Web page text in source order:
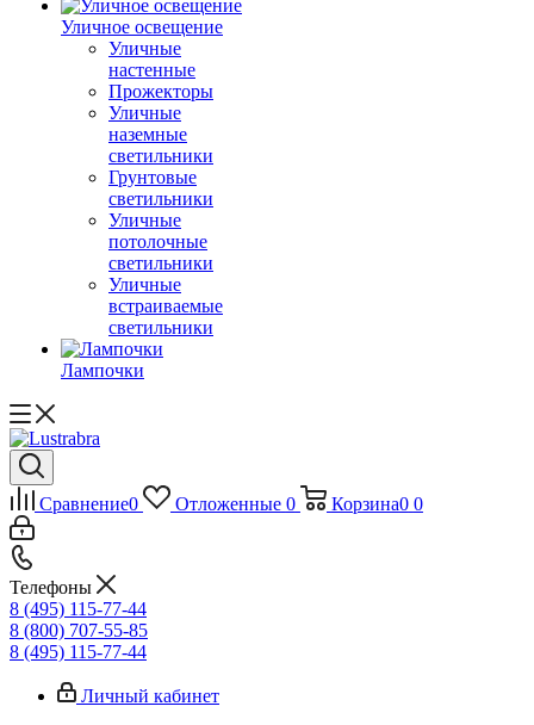
Уличное освещение
Уличные
настенные
Прожекторы
Уличные
наземные
светильники
Грунтовые
светильники
Уличные
потолочные
светильники
Уличные
встраиваемые
светильники
Лампочки
Сравнение0 Отложенные 0 Корзина0 0
Телефоны
8 (495) 115-77-44
8 (800) 707-55-85
8 (495) 115-77-44
Личный кабинет